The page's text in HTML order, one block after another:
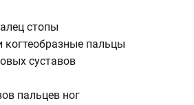
стопы
когтеобразные пальцы
суставов
пальцев ног